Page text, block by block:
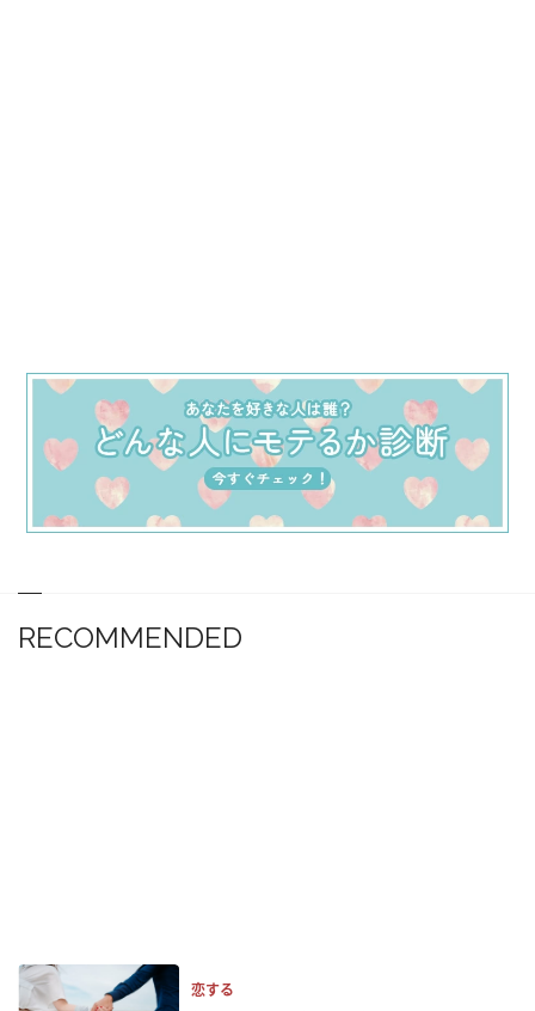
RECOMMENDED
恋する